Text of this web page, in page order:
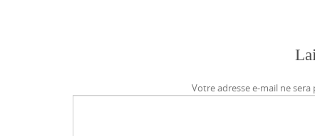
Votre adresse e-mail ne sera